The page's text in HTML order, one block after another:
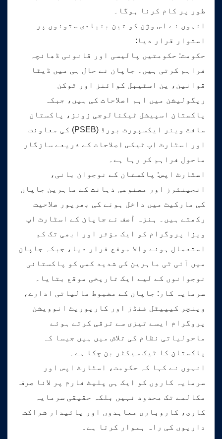
طور پر کام کرنا ہوگا۔
انہوں نے اس وژن کو تین بنیادی ستونوں پر
استوار قرار دیا:
حکومت: حکومتیں پالیسی اور قانونی ڈھانچہ
فراہم کرتی ہیں۔ جاپان نے حال ہی میں ڈیٹا
قوانین، ین اسٹیبل کوائنز اور ٹوکن
ریگولیشن میں اہم اصلاحات کی ہیں، جبکہ
پاکستان اسپیشل ٹیکنالوجی زونز، پاکستان
سافٹ ویئر ایکسپورٹ بورڈ (PSEB) کی معاونت
اور اسٹارٹ اپ ٹیکس اصلاحات کے ذریعے سازگار
ماحول فراہم کر رہا ہے۔
اسٹارٹ اپس: پاکستان کے نوجوان بانی،
انجینئرز اور مصنوعی ذہانت کے ماہرین جاپان
کی مارکیٹ میں داخل ہونے کی بھرپور صلاحیت
رکھتے ہیں۔ ہنزہ آصف نے جاپان کے اسٹارٹ اپ
ویزا پروگرام کو ایک مؤثر اور ابھی تک کم
استعمال ہونے والا موقع قرار دیا، جبکہ جاپان
میں آئی ٹی ماہرین کی شدید کمی کو پاکستانی
نوجوانوں کے لیے ایک تاریخی موقع بتایا۔
سرمایہ کار: جاپان کے مضبوط مالیاتی ادارے،
وینچر کیپیٹل فنڈز اور کارپوریٹ انوویشن
پروگرام ایسے تیزی سے ترقی کرتے ہوئے
ماحولیاتی نظام کی تلاش میں ہیں جیسا کہ
پاکستان کا ٹیک سیکٹر بن چکا ہے۔
انہوں نے کہا کہ حکومت، اسٹارٹ اپس اور
سرمایہ کاروں کو ایک ہی پلیٹ فارم پر لانا صرف
مکالمے تک محدود نہیں بلکہ حقیقی سرمایہ
کاری، کاروباری معاہدوں اور پائیدار شراکت
داریوں کی راہ ہموار کرتا ہے۔